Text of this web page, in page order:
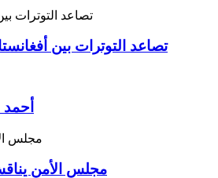
تصاعد التوترات بين
مجلس الأمن